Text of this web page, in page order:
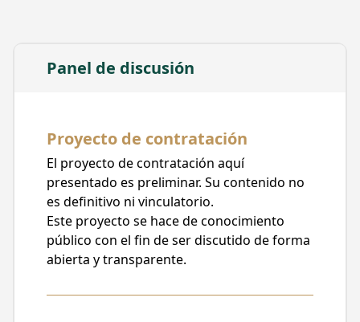
Inversión y Pagos de Número 6628
Prestación de Servicios
Posible método de contratación
Adjudicación Directa
Posible carácter de la contratación
Nacional
Fecha de publicación
30/08/2023, 08:00
Fecha límite para recibir comentarios
Panel de discusión
Proyecto de contratación
El proyecto de contratación aquí
presentado es preliminar. Su contenido no
es definitivo ni vinculatorio.
Este proyecto se hace de conocimiento
público con el fin de ser discutido de forma
abierta y transparente.